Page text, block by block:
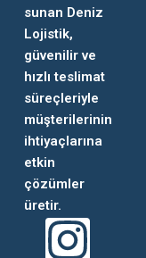
sunan Deniz
Lojistik,
güvenilir ve
hızlı teslimat
süreçleriyle
müşterilerinin
ihtiyaçlarına
etkin
çözümler
üretir.